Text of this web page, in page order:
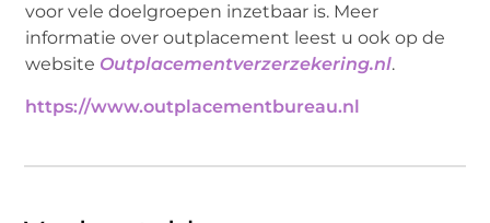
voor vele doelgroepen inzetbaar is. Meer
informatie over outplacement leest u ook op de
website Outplacementverzerzekering.nl.
https://www.outplacementbureau.nl